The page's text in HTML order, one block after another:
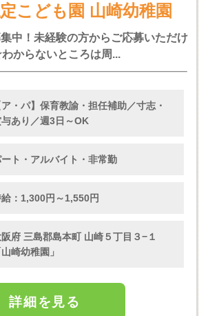
こども園 山崎幼稚園
集中！未経験の方からご応募いただけ
からないところは周...
ア・パ】保育教諭・担任補助／寸志・
与あり／週3日～OK
ト・アルバイト・非常勤
給：1,300円～1,550円
阪府 三島郡島本町 山崎５丁目３−１
山崎幼稚園」
詳細を見る